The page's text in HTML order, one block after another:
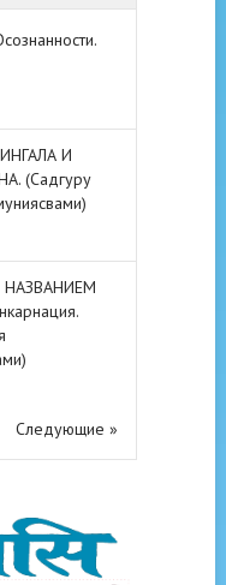
И
(Садгуру
Следующие »